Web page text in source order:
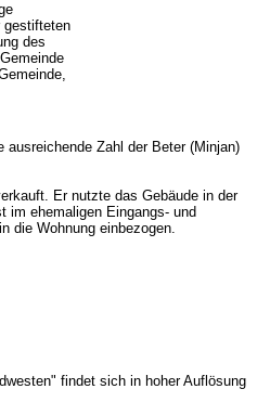
gestifteten
des
Zahl der Beter (Minjan)
Er nutzte das Gebäude in der
im ehemaligen Eingangs- und
die Wohnung einbezogen.
findet sich in hoher Auflösung